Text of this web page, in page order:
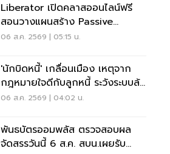
Liberator เปิดคลาสออนไลน์ฟรี
สอนวางแผนสร้าง Passive
Income
06 ส.ค. 2569 | 05:15 น.
'นักบิดหนี้' เกลื่อนเมือง เหตุจาก
กฎหมายใจดีกับลูกหนี้ ระวังระบบล้ม
เป็นโดมิโน่
06 ส.ค. 2569 | 04:02 น.
พันธบัตรออมพลัส ตรวจสอบผล
จัดสรรวันนี้ 6 ส.ค. สบน.เผยรับ